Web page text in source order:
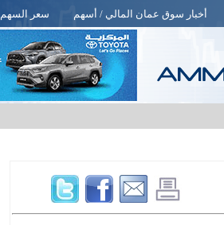
أخبار سوق عمان المالي / أسهم سعر السهم